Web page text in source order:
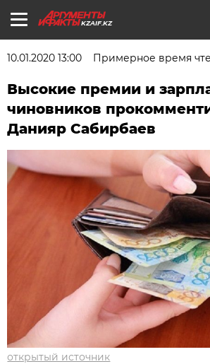
KZAIF.KZ
10.01.2020 13:00 Примерное время
Высокие премии и
чиновников
Данияр Сабирбаев
открытый источник